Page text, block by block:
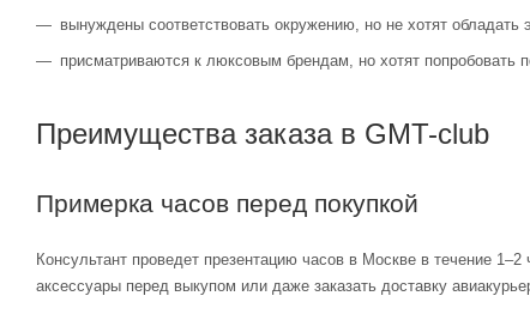
вынуждены соответствовать окружению, но не хотят обладать
присматриваются к люксовым брендам, но хотят попробовать
Преимущества заказа в GMT-club
Примерка часов перед покупкой
Консультант проведет презентацию часов в Москве в течение
аксессуары перед выкупом или даже заказать доставку